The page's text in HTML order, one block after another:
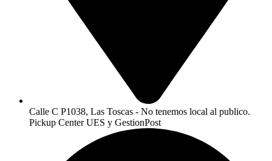
Calle C P1038, Las Toscas - No tenemos local al publico.
Pickup Center UES y GestionPost